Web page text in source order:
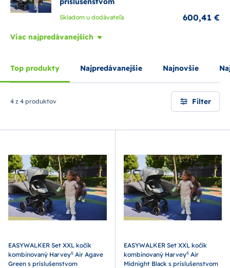
Skladom u dodávateľa 600,41 €
Viac najpredávanejších
Top produkty Najpredávanejšie Najnovšie
4 z 4 produktov Filter
EASYWALKER Set XXL kočík
kombinovaný Harvey⁵ Air Agave
Green s príslušenstvom
EASYWALKER Set XXL kočík
kombinovaný Harvey⁵ Air
Midnight Black s príslušenstvom